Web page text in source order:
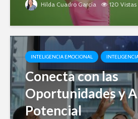
Hilda Cuadro García 120 Vistas
INTELIGENCIA EMOCIONAL
Conecta con las
Oportunidades y
Potencial